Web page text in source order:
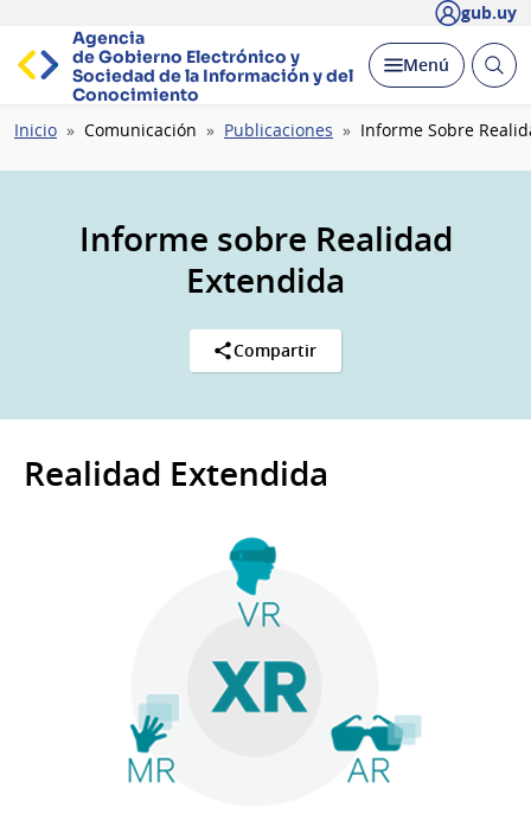
gub.uy
Agencia
de Gobierno Electrónico y
Sociedad de la Información y del
Conocimiento
Desplegar
Menú Abrir
Ruta
navegación
Inicio Comunicación Publicaciones Informe Sobre
Informe sobre Realidad
Extendida
Compartir
Realidad Extendida